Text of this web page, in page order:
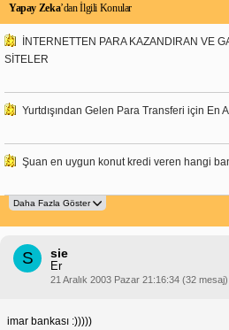
Yapay Zeka’dan İlgili Konular
İNTERNETTEN PARA KAZANDIRAN VE
SİTELER
Yurtdışından Gelen Para Transferi için En
Şuan en uygun konut kredi veren hangi
S sie
Er
21 Aralık 2003 Pazar 21:16:34 (32 mesaj)
imar bankası :)))))